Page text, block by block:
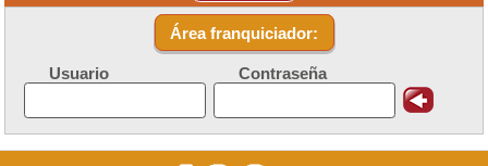
Área franquiciador:
Usuario Contraseña